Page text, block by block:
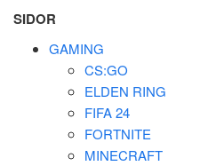
SIDOR
GAMING
CS:GO
ELDEN RING
FIFA 24
FORTNITE
MINECRAFT